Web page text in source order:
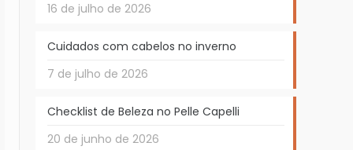
16 de julho de 2026
Cuidados com cabelos no inverno
7 de julho de 2026
Checklist de Beleza no Pelle Capelli
20 de junho de 2026